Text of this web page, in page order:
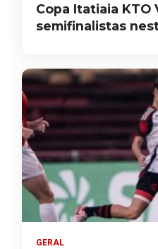
Copa Itatiaia KTO
semifinalistas
GERAL